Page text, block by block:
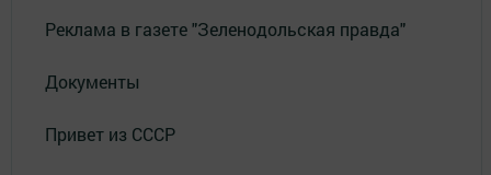
Реклама в газете "Зеленодольская правда"
Документы
Привет из СССР